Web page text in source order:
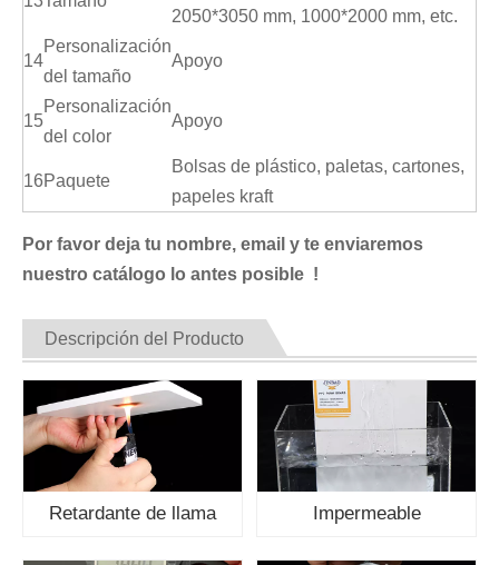
2050*3050 mm, 1000*2000 mm, etc.
14
Personalización
del tamaño
Apoyo
15
Personalización
del color
Apoyo
16Paquete
Bolsas de plástico, paletas, cartones,
papeles kraft
Por favor deja tu nombre, email y te enviaremos
nuestro catálogo lo antes posible !
Descripción del Producto
Retardante de llama Impermeable